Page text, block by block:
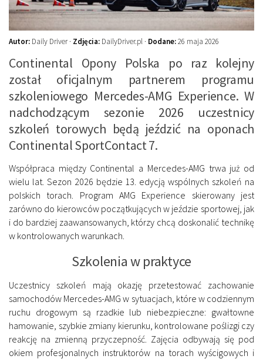
Autor: Daily Driver · Zdjęcia: DailyDriver.pl · Dodane:26 maja 2026
Continental Opony Polska po raz kolejny
został oficjalnym partnerem programu
szkoleniowego Mercedes-AMG Experience. W
nadchodzącym sezonie 2026 uczestnicy
szkoleń torowych będą jeździć na oponach
Continental SportContact 7.
Współpraca między Continental a Mercedes-AMG trwa już od
wielu lat. Sezon 2026 będzie 13. edycją wspólnych szkoleń na
polskich torach. Program AMG Experience skierowany jest
zarówno do kierowców początkujących w jeździe sportowej, jak
i do bardziej zaawansowanych, którzy chcą doskonalić technikę
w kontrolowanych warunkach.
Szkolenia w praktyce
Uczestnicy szkoleń mają okazję przetestować zachowanie
samochodów Mercedes-AMG w sytuacjach, które w codziennym
ruchu drogowym są rzadkie lub niebezpieczne: gwałtowne
hamowanie, szybkie zmiany kierunku, kontrolowane poślizgi czy
reakcję na zmienną przyczepność. Zajęcia odbywają się pod
okiem profesjonalnych instruktorów na torach wyścigowych i